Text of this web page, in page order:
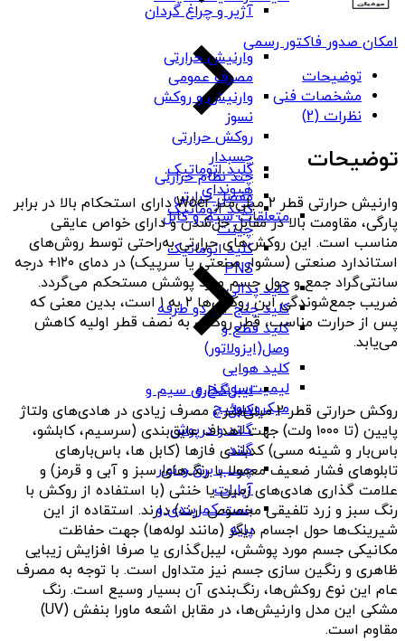
کلید اتوماتیک
هیوندای
کلید اتوماتیک
چینت
کلید اتوماتیک
PNS
کلید پدالی
کلید چنج آور دو طرفه
کلید قطع و
وصل(ایزولاتور)
کلید هوایی
لیمیت‌سوئیچ و
میکروسوئیچ
آژیر و چراغ گردان
وارنیش حرارتی
مصرف عمومی
وارنیش و روکش
نسوز
روکش حرارتی
چسبدار
چند نظام حرارتی
مفصل حرارتی
متعلقات سیم و کابل
لیبل‌گذاری سیم و
کابل
گلند و درپوش
گلند
چسب برق و نوار
آپارات
بست کمربندی و
پایه
امکان صدور فاکتور رسمی
توضیحات
مشخصات فنی
نظرات (2)
توضیحات
وارنیش حرارتی قطر 2 میلی‌متر Woer دارای استحکام بالا در برابر
پارگی، مقاومت بالا در مقابل حل‌شدن و دارای خواص عایقی
مناسب است. این روکش‌های حرارتی به‌راحتی توسط روش‌های
استاندارد صنعتی (سشوار صنعتی یا سرپیک) در دمای ۱۲۰+ درجه
سانتی‌گراد جمع و حول جسم مورد پوشش مستحکم می‌گردد.
ضریب جمع‌شوندگی این روکش‌ها ۲ به ۱ است، بدین معنی که
پس از حرارت مناسب، قطر روکش به نصف قطر اولیه کاهش
می‌یابد.
روکش حرارتی قطر 2 میلی‌متر ، مصرف زیادی در هادی‌های ولتاژ
پایین (تا ۱۰۰۰ ولت) جهت اهداف عایق‌بندی (سرسیم، کابلشو،
باس‌بار و شینه مسی) کدبندی فازها (کابل ها، باس‌بارهای
تابلوهای فشار ضعیف معمولا با رنگ‌های سبز و آبی و قرمز) و
علامت گذاری هادی‌های زمین یا خنثی (با استفاده از روکش با
رنگ سبز و زرد تلفیقی مخصوص ارت) دارند. استقاده از این
شیرینک‌ها حول اجسام دیگر (مانند لوله‌ها) جهت حفاظت
مکانیکی جسم مورد پوشش، لیبل‌گذاری یا صرفا افزایش زیبایی
ظاهری و رنگین سازی جسم نیز متداول است. با توجه به مصرف
عام این نوع روکش‌ها، رنگ‌بندی آن بسیار وسیع است. رنگ
مشکی این مدل وارنیش‌ها، در مقابل اشعه ماورا بنفش (UV)
مقاوم است.